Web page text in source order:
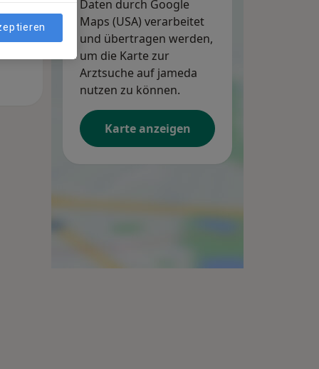
Daten durch Google
Maps (USA) verarbeitet
und übertragen werden,
um die Karte zur
Arztsuche auf jameda
nutzen zu können.
Karte anzeigen